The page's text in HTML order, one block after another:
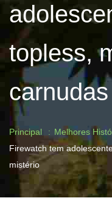
topless,
Principal
Melhores
Firewatch tem
mistério